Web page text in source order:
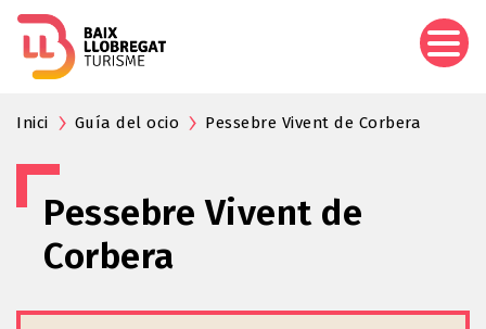
Inici Guía del ocio Pessebre Vivent de Corbera
Pessebre Vivent de
Corbera